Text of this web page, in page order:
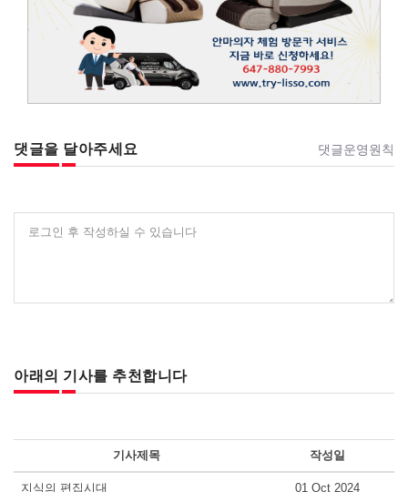
댓글을 달아주세요 댓글운영원칙
로그인 후 작성하실 수 있습니다
아래의 기사를 추천합니다
기사제목 작성일
지식의 편집시대 01 Oct 2024